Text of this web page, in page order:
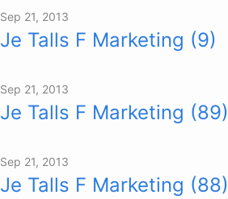
Sep 21, 2013
Je Talls F Marketing (9)
Sep 21, 2013
Je Talls F Marketing (89)
Sep 21, 2013
Je Talls F Marketing (88)